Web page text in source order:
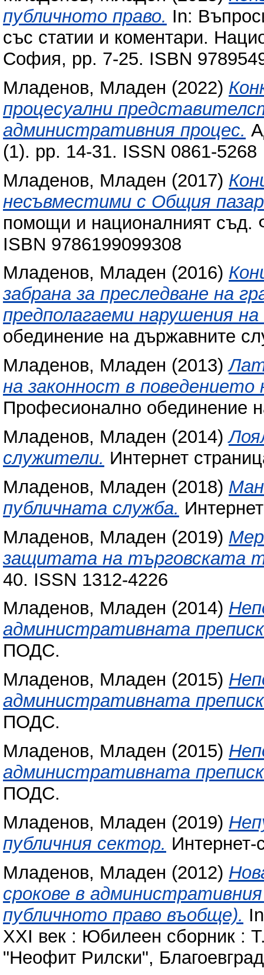
публичното право. In:
със статии и коментари.
София, pp. 7-25. ISBN
Младенов, Младен (2022)
процесуални
административния процес.
(1). pp. 14-31. ISSN 0861-5268
Младенов, Младен (2017)
несъвместими с Общия
помощи и националният съд.
ISBN 9786199099308
Младенов, Младен (2016)
забрана за преследване на
предполагаеми нарушения
обединение на държавните
Младенов, Младен (2013)
на законност в
Професионално обединение
Младенов, Младен (2014)
служители. Интернет
Младенов, Младен (2018)
публичната служба.
Младенов, Младен (2019)
защитата на търговската
40. ISSN 1312-4226
Младенов, Младен (2014)
административната
ПОДС.
Младенов, Младен (2015)
административната
ПОДС.
Младенов, Младен (2015)
административната
ПОДС.
Младенов, Младен (2019)
публичния сектор.
Младенов, Младен (2012)
срокове в
публичното право въобще).
XXI век : Юбилеен сборник :
"Неофит Рилски",